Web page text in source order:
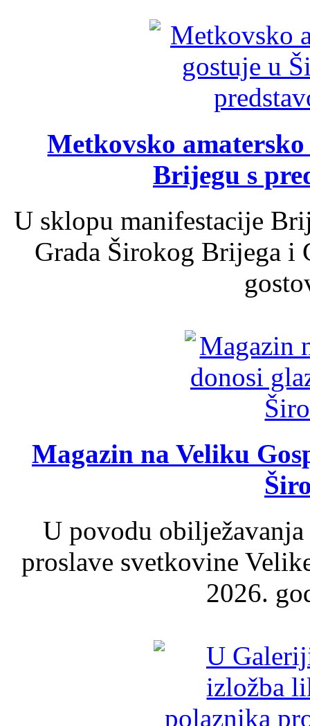
Metkovsko
Brijegu s
U sklopu manifestacije
Grada Širokog Brijega
Magazin na Veliku
U povodu
proslave svetkovine
2026.